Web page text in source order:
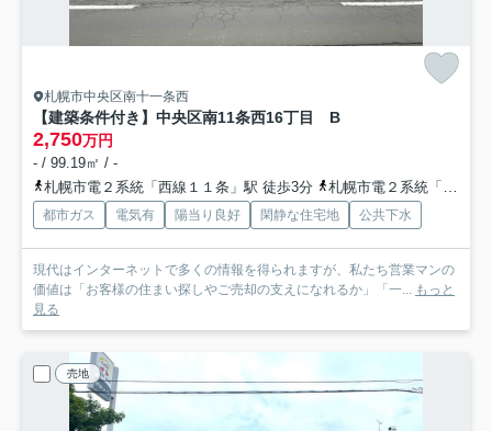
札幌市中央区南十一条西
【建築条件付き】中央区南11条西16丁目 B
2,750万円
- / 99.19㎡ / -
札幌市電２系統「西線１１条」駅 徒歩3分
札幌市電２系統「西線９条旭山公園通」駅 徒歩6分
都市ガス 電気有 陽当り良好 閑静な住宅地 公共下水
現代はインターネットで多くの情報を得られますが、私たち営業マンの
価値は「お客様の住まい探しやご売却の支えになれるか」「一...
もっと
見る
売地